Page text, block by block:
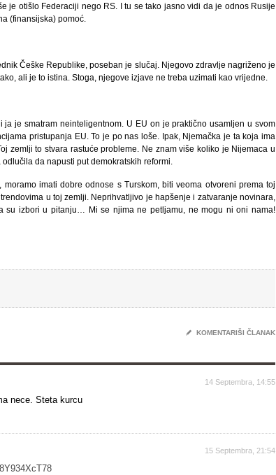
je otišlo Federaciji nego RS. I tu se tako jasno vidi da je odnos Rusije
(finansijska) pomoć.
Češke Republike, poseban je slučaj. Njegovo zdravlje nagriženo je
ali je to istina. Stoga, njegove izjave ne treba uzimati kao vrijedne.
je smatram neinteligentnom. U EU on je praktično usamljen u svom
pristupanja EU. To je po nas loše. Ipak, Njemačka je ta koja ima
zemlji to stvara rastuće probleme. Ne znam više koliko je Nijemaca u
da napusti put demokratskih reformi.
moramo imati dobre odnose s Turskom, biti veoma otvoreni prema toj
u toj zemlji. Neprihvatljivo je hapšenje i zatvaranje novinara,
su izbori u pitanju… Mi se njima ne petljamu, ne mogu ni oni nama!
✎ KOMENTARIŠI ČLANAK
14 Septembra, 14:55
nece. Steta kurcu
15 Septembra, 21:54